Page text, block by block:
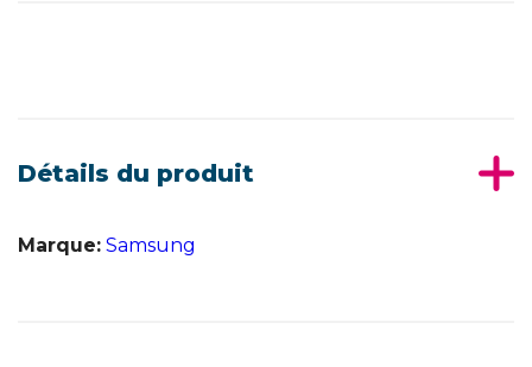
Détails du produit
Marque: Samsung